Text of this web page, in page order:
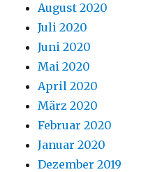
August 2020
Juli 2020
Juni 2020
Mai 2020
April 2020
März 2020
Februar 2020
Januar 2020
Dezember 2019